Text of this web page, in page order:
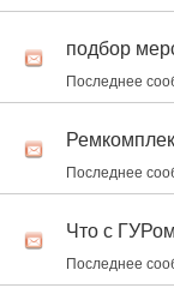
подбор
Последнее
Последнее
Что с
Последнее